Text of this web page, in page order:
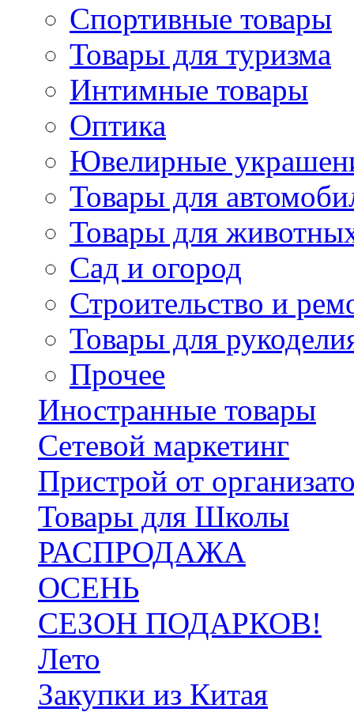
Спортивные товары
Товары для туризма
Интимные товары
Оптика
Ювелирные
Товары для
Товары для
Сад и огород
Строительство и
Товары для
Прочее
Иностранные товары
Сетевой маркетинг
Пристрой от
Товары для Школы
РАСПРОДАЖА
ОСЕНЬ
СЕЗОН ПОДАРКОВ!
Лето
Закупки из Китая